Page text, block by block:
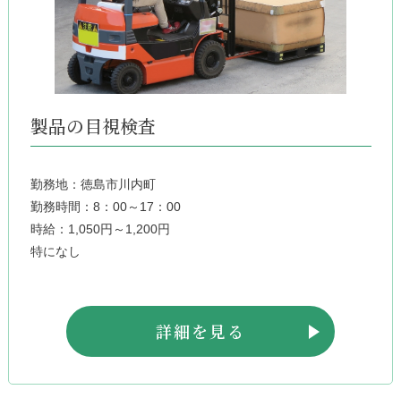
製品の目視検査
勤務地：徳島市川内町
勤務時間：8：00～17：00
時給：1,050円～1,200円
特になし
詳細を見る